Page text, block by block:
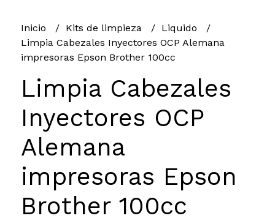
Inicio Kits de limpieza
Liquido
Limpia Cabezales Inyectores OCP Alemana
impresoras Epson Brother 100cc
Limpia Cabezales
Inyectores OCP
Alemana
impresoras Epson
Brother 100cc